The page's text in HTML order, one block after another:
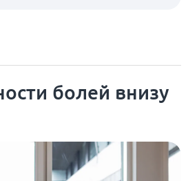
болей внизу